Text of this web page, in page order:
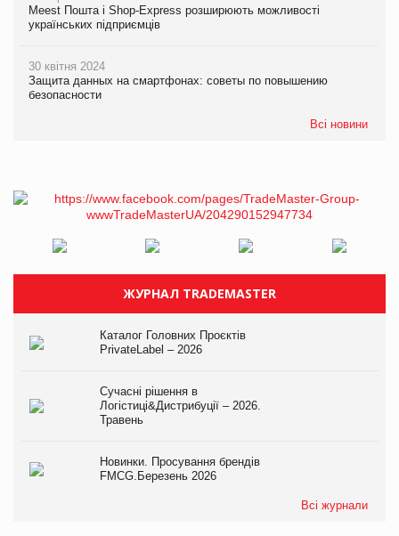
Meest Пошта і Shop-Express розширюють можливості
українських підприємців
30 квітня 2024
Защита данных на смартфонах: советы по повышению
безопасности
Всі новини
ЖУРНАЛ TRADEMASTER
Каталог Головних Проєктів
PrivateLabel – 2026
Сучасні рішення в
Логістиці&Дистрибуції – 2026.
Травень
Новинки. Просування брендів
FMCG.Березень 2026
Всі журнали